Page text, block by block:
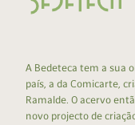
A Bedeteca tem a sua
país, a da Comicarte,
Ramalde. O acervo
novo projecto de